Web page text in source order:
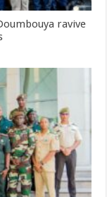
ravive